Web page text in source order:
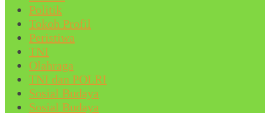
Politik
Tokoh Profil
Peristiwa
TNI
Olahraga
TNI dan POLRI
Sosial Budaya
Sosial Budaya